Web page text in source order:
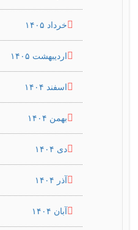
خرداد ۱۴۰۵
اردیبهشت ۱۴۰۵
اسفند ۱۴۰۴
بهمن ۱۴۰۴
دی ۱۴۰۴
آذر ۱۴۰۴
آبان ۱۴۰۴